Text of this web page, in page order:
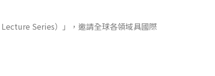
Series）」，邀請全球各領域具國際